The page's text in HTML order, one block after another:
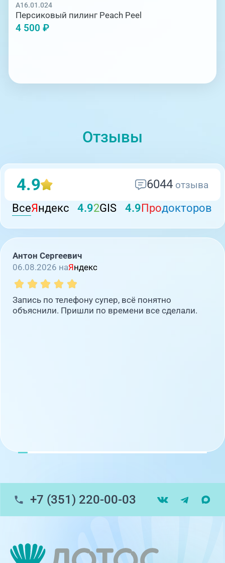
A16.01.024
Персиковый пилинг Peach Peel
4 500 ₽
Отзывы
4.9 6044отзыва
ВсеЯндекс 4.92GIS 4.9Продокторов
Антон Сергеевич
06.08.2026 наЯндекс
Запись по телефону супер, всё понятно
объяснили. Пришли по времени все сделали.
+7 (351) 220-00-03